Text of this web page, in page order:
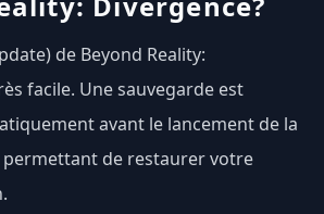
de Beyond Reality:
facile. Une sauvegarde est
avant le lancement de la
permettant de restaurer votre